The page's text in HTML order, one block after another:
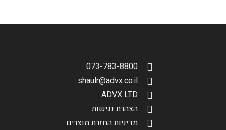
073-783-8800
shaulr@advx.co.il
ADVX LTD
הצהרת נגישות
מדיניות החזרת מוצרים